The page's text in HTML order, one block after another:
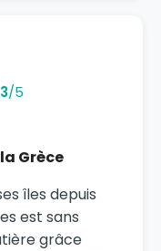
/5
Grèce
îles depuis
est sans
grâce